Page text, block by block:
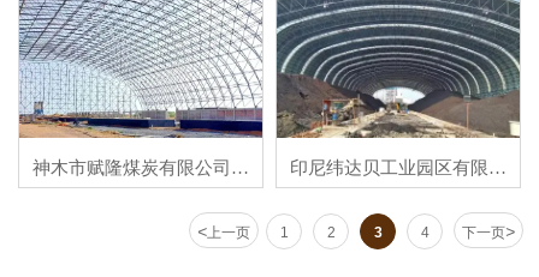
神木市赋隆煤炭有限公司新
建环保型全封闭储煤棚网架
工程网架主体结构完工
印尼纬达贝工业园区有限公
司5#火力发电建设项目干煤
棚工程
<上一页 1 2 3 4 下一页>